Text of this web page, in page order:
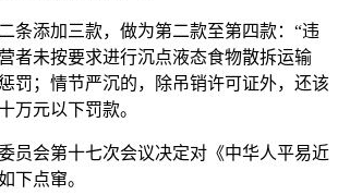
添加三款，做为第二款至第四款：“违
者未按要求进行沉点液态食物散拆运输
罚；情节严沉的，除吊销许可证外，还该
万元以下罚款。
会第十七次会议决定对《中华人平易近
下点窜。